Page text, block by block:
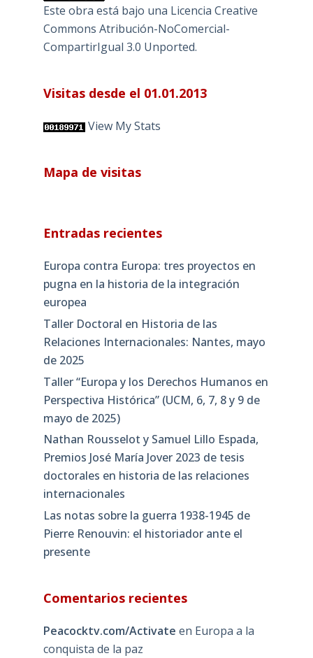
Este obra está bajo una Licencia Creative
Commons Atribución-NoComercial-
CompartirIgual 3.0 Unported.
Visitas desde el 01.01.2013
View My Stats
Mapa de visitas
Entradas recientes
Europa contra Europa: tres proyectos en
pugna en la historia de la integración
europea
Taller Doctoral en Historia de las
Relaciones Internacionales: Nantes, mayo
de 2025
Taller “Europa y los Derechos Humanos en
Perspectiva Histórica” (UCM, 6, 7, 8 y 9 de
mayo de 2025)
Nathan Rousselot y Samuel Lillo Espada,
Premios José María Jover 2023 de tesis
doctorales en historia de las relaciones
internacionales
Las notas sobre la guerra 1938-1945 de
Pierre Renouvin: el historiador ante el
presente
Comentarios recientes
Peacocktv.com/Activate en Europa a la
conquista de la paz